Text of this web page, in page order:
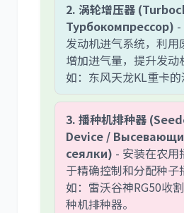
2. 涡轮增压器
Турбокомпрессор)
发动机进气系统，利用
增加进气量，提升发动
如：东风天龙KL重卡的
3. 播种机排种器
Device /
сеялки) - 安装在农用
于精确控制和分配种子
如：雷沃谷神RG50收
种机排种器。